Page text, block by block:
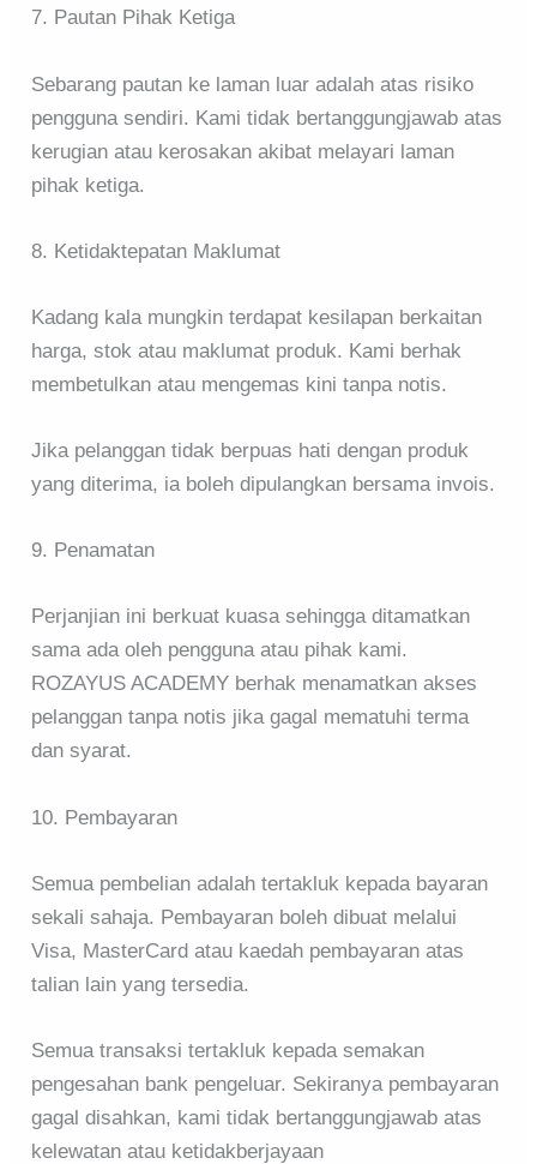
7. Pautan Pihak Ketiga
Sebarang pautan ke laman luar adalah atas risiko
pengguna sendiri. Kami tidak bertanggungjawab atas
kerugian atau kerosakan akibat melayari laman
pihak ketiga.
8. Ketidaktepatan Maklumat
Kadang kala mungkin terdapat kesilapan berkaitan
harga, stok atau maklumat produk. Kami berhak
membetulkan atau mengemas kini tanpa notis.
Jika pelanggan tidak berpuas hati dengan produk
yang diterima, ia boleh dipulangkan bersama invois.
9. Penamatan
Perjanjian ini berkuat kuasa sehingga ditamatkan
sama ada oleh pengguna atau pihak kami.
ROZAYUS ACADEMY berhak menamatkan akses
pelanggan tanpa notis jika gagal mematuhi terma
dan syarat.
10. Pembayaran
Semua pembelian adalah tertakluk kepada bayaran
sekali sahaja. Pembayaran boleh dibuat melalui
Visa, MasterCard atau kaedah pembayaran atas
talian lain yang tersedia.
Semua transaksi tertakluk kepada semakan
pengesahan bank pengeluar. Sekiranya pembayaran
gagal disahkan, kami tidak bertanggungjawab atas
kelewatan atau ketidakberjayaan